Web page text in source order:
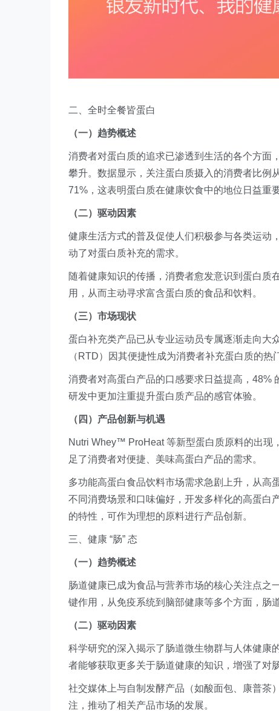
二、全时全餐皆蛋白
（一）趋势概述
消费者对蛋白质的追求已渗透到生活的各个方面
攀升。数据显示，关注蛋白质摄入的消费者比例
71%，这表明蛋白质在健康饮食中的地位日益重要
（二）驱动因素
健康生活方式的普及促使人们积极参与各类运动
动了对蛋白质补充的需求。
随着健康知识的传播，消费者愈发意识到蛋白质
用，从而主动寻求富含蛋白质的食品和饮料。
（三）市场现状
蛋白补充类产品已从专业运动员专属逐渐走向大
（RTD）因其便捷性成为消费者补充蛋白质的热
消费者对高蛋白产品的口感要求日益提高，48%
研发中更加注重提升蛋白质产品的感官体验。
（四）产品创新与机遇
Nutri Whey™ ProHeat 等新型蛋白质原料的出现
足了消费者对便捷、美味高蛋白产品的需求。
多功能高蛋白食品饮料市场需求急剧上升，从高
不同消费场景和口味偏好，开发多样化的高蛋白
的特性，可作为理想的原料进行产品创新。
三、健康 “肠” 态
（一）趋势概述
肠道健康已成为食品与营养市场的核心关注点之
键作用，从免疫系统到脑部健康等多个方面，肠
（二）驱动因素
科学研究的深入揭示了肠道微生物群与人体健康
者能够获取更多关于肠道健康的知识，增强了对
社交媒体上与自制发酵产品（如酸面包、康普茶
注，推动了相关产品市场的发展。